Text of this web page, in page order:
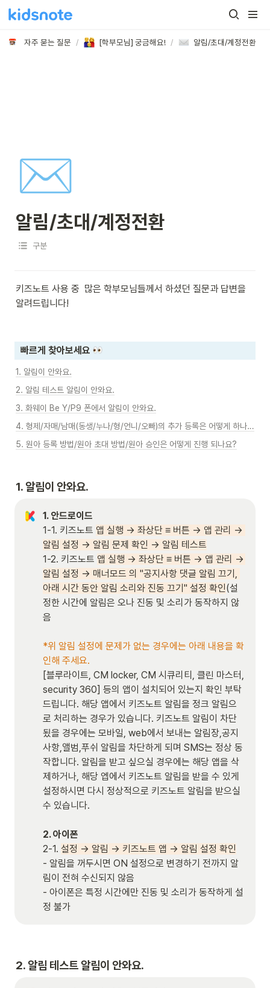
자주 묻는 질문 / [학부모님] 궁금해요! / 알림/초대/계정전환
✉️
알림/초대/계정전환
구분
키즈노트 사용 중  많은 학부모님들께서 하셨던 질문과 답변을
알려드립니다!
빠르게 찾아보세요
1. 알림이 안와요.
2. 알림 테스트 알림이 안와요.
3. 화웨이 Be Y/P9 폰에서 알림이 안와요.
4. 형제/자매/남매(동생/누나/형/언니/오빠)의 추가 등록은 어떻게 하나요?
5. 원아 등록 방법/원아 초대 방법/원아 승인은 어떻게 진행 되나요?
1. 알림이 안와요.
1. 안드로이드
1-1. 키즈노트 앱 실행 → 좌상단 ≡ 버튼 → 앱 관리 →
알림 설정 → 알림 문제 확인 → 알림 테스트
1-2. 키즈노트 앱 실행 → 좌상단 ≡ 버튼 → 앱 관리 →
알림 설정 → 매너모드 의 "공지사항 댓글 알림 끄기,
아래 시간 동안 알림 소리와 진동 끄기" 설정 확인(설
정한 시간에 알림은 오나 진동 및 소리가 동작하지 않
음
*위 알림 설정에 문제가 없는 경우에는 아래 내용을 확
[블루라이트, CM locker, CM 시큐리티, 클린 마스터,
security 360] 등의 앱이 설치되어 있는지 확인 부탁
드립니다. 해당 앱에서 키즈노트 알림을 정크 알림으
로 처리하는 경우가 있습니다. 키즈노트 알림이 차단
됬을 경우에는 모바일, web에서 보내는 알림장,공지
사항,앨범,푸쉬 알림을 차단하게 되며 SMS는 정상 동
작합니다. 알림을 받고 싶으실 경우에는 해당 앱을 삭
제하거나, 해당 엡에서 키즈노트 알림을 받을 수 있게
설정하시면 다시 정상적으로 키즈노트 알림을 받으실
수 있습니다.
2. 아이폰
2-1. 설정 → 알림 → 키즈노트 앱 → 알림 설정 확인
- 알림을 꺼두시면 ON 설정으로 변경하기 전까지 알
림이 전혀 수신되지 않음
- 아이폰은 특정 시간에만 진동 및 소리가 동작하게 설
정 불가
2. 알림 테스트 알림이 안와요.